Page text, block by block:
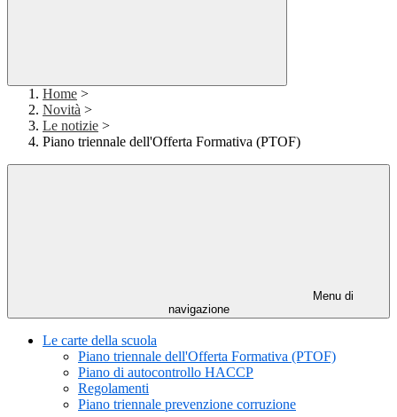
Home >
Novità >
Le notizie >
Piano triennale dell'Offerta Formativa (PTOF)
Menu di
navigazione
Le carte della scuola
Piano triennale dell'Offerta Formativa (PTOF)
Piano di autocontrollo HACCP
Regolamenti
Piano triennale prevenzione corruzione